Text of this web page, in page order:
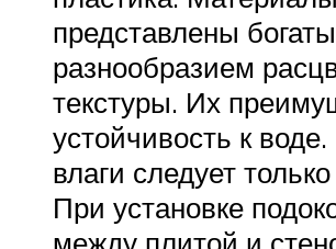
представлены
разнообразием
текстуры. Их
устойчивость к
влаги следует
При установке